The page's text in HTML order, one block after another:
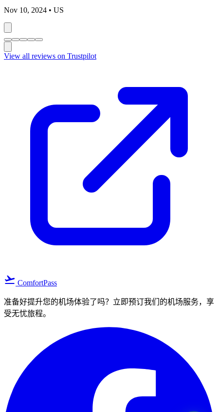
Nov 10, 2024 • US
View all reviews on Trustpilot
flight_takeoff ComfortPass
准备好提升您的机场体验了吗？立即预订我们的机场服务，享
受无忧旅程。